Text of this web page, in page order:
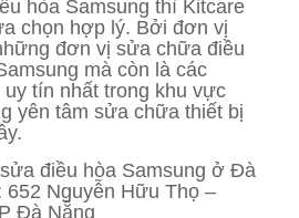
hòa Samsung thì Kitcare
chọn hợp lý. Bởi đơn vị
đơn vị sửa chữa điều
mà còn là các
tín nhất trong khu vực
yên tâm sửa chữa thiết bị
điều hòa Samsung ở Đà
652 Nguyễn Hữu Thọ –
Đà Nẵng